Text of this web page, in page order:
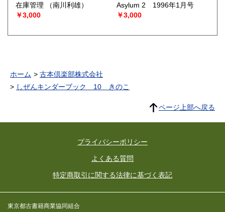
在庫管理
（南川利雄）
￥3,000
Asylum 2 1996年1月号
￥3,000
ホーム
古本倶楽部株式会社
しぜんキンダーブック 10 きのこ
ページ上部へ戻る
プライバシーポリシー
よくある質問
特定商取引に関する法律に基づく表記
東京都古書籍商業協同組合